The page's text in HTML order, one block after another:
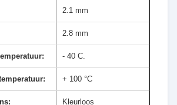
2.1 mm
2.8 mm
- 40 C.
+ 100 °C
Kleurloos